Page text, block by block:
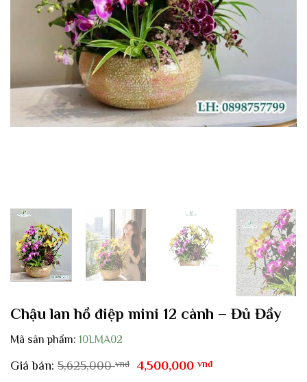
Chậu lan hồ điệp mini 12 cành – Đủ Đầy
Mã sản phẩm: 10LMA02
Giá bán: 5,625,000vnđ
Giá
4,500,000vnđGiá